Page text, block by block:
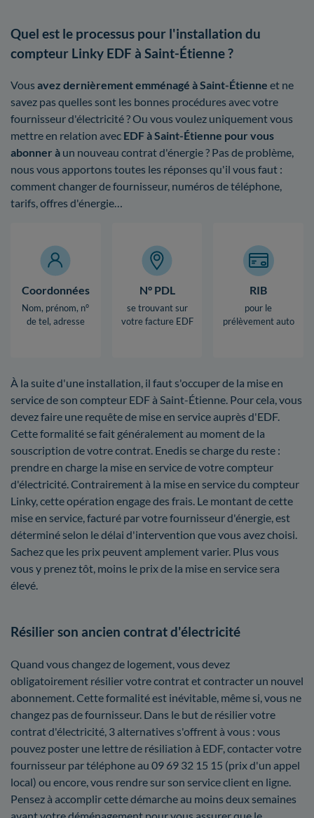
Quel est le processus pour l'installation du
compteur Linky EDF à Saint-Étienne ?
Vous avez dernièrement emménagé à Saint-Étienne et ne
savez pas quelles sont les bonnes procédures avec votre
fournisseur d'électricité ? Ou vous voulez uniquement vous
mettre en relation avec EDF à Saint-Étienne pour vous
abonner à un nouveau contrat d'énergie ? Pas de problème,
nous vous apportons toutes les réponses qu'il vous faut :
comment changer de fournisseur, numéros de téléphone,
tarifs, offres d'énergie…
Coordonnées
Nom, prénom, n°
de tel, adresse
N° PDL
se trouvant sur
votre facture EDF
RIB
pour le
prélèvement auto
À la suite d'une installation, il faut s'occuper de la mise en
service de son compteur EDF à Saint-Étienne. Pour cela, vous
devez faire une requête de mise en service auprès d'EDF.
Cette formalité se fait généralement au moment de la
souscription de votre contrat. Enedis se charge du reste :
prendre en charge la mise en service de votre compteur
d'électricité. Contrairement à la mise en service du compteur
Linky, cette opération engage des frais. Le montant de cette
mise en service, facturé par votre fournisseur d'énergie, est
déterminé selon le délai d'intervention que vous avez choisi.
Sachez que les prix peuvent amplement varier. Plus vous
vous y prenez tôt, moins le prix de la mise en service sera
élevé.
Résilier son ancien contrat d'électricité
Quand vous changez de logement, vous devez
obligatoirement résilier votre contrat et contracter un nouvel
abonnement. Cette formalité est inévitable, même si, vous ne
changez pas de fournisseur. Dans le but de résilier votre
contrat d'électricité, 3 alternatives s'offrent à vous : vous
pouvez poster une lettre de résiliation à EDF, contacter votre
fournisseur par téléphone au 09 69 32 15 15 (prix d'un appel
local) ou encore, vous rendre sur son service client en ligne.
Pensez à accomplir cette démarche au moins deux semaines
avant votre déménagement pour vous assurer que le